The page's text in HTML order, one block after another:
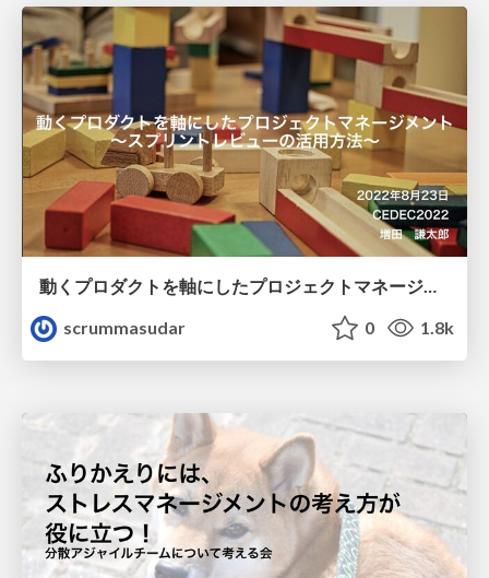
動くプロダクトを軸にしたプロジェクトマネージメント〜スプリントレビューの活用方法〜
scrummasudar
0 1.8k